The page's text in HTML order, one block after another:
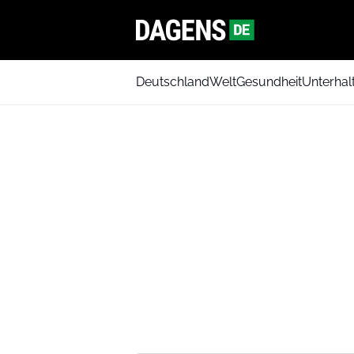
DeutschlandWeltGesundheit